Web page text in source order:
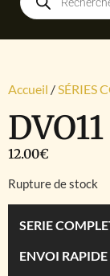
Accueil /SÉRIES
12.00€
Rupture de stock
SERIE
ENVOI